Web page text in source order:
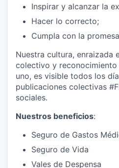
Inspirar y alcanzar la
Hacer lo correcto;
Cumpla con la
Nuestra cultura, enraizada
colectivo y
uno, es visible todos los
publicaciones colectivas
sociales.
Nuestros beneficios:
Seguro de Gastos
Seguro de Vida
Vales de Despensa